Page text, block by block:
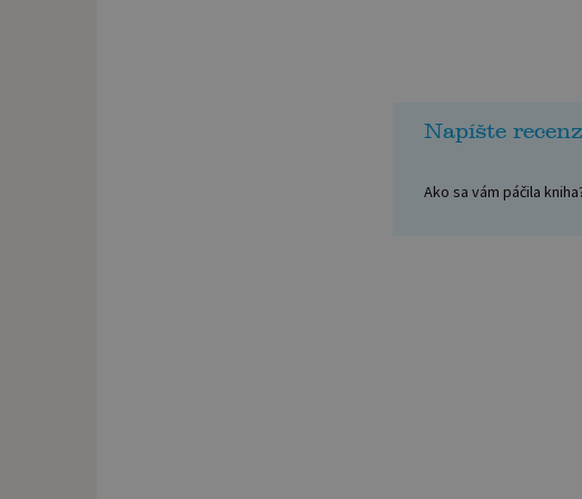
Napíšte
Ako sa vám páčila